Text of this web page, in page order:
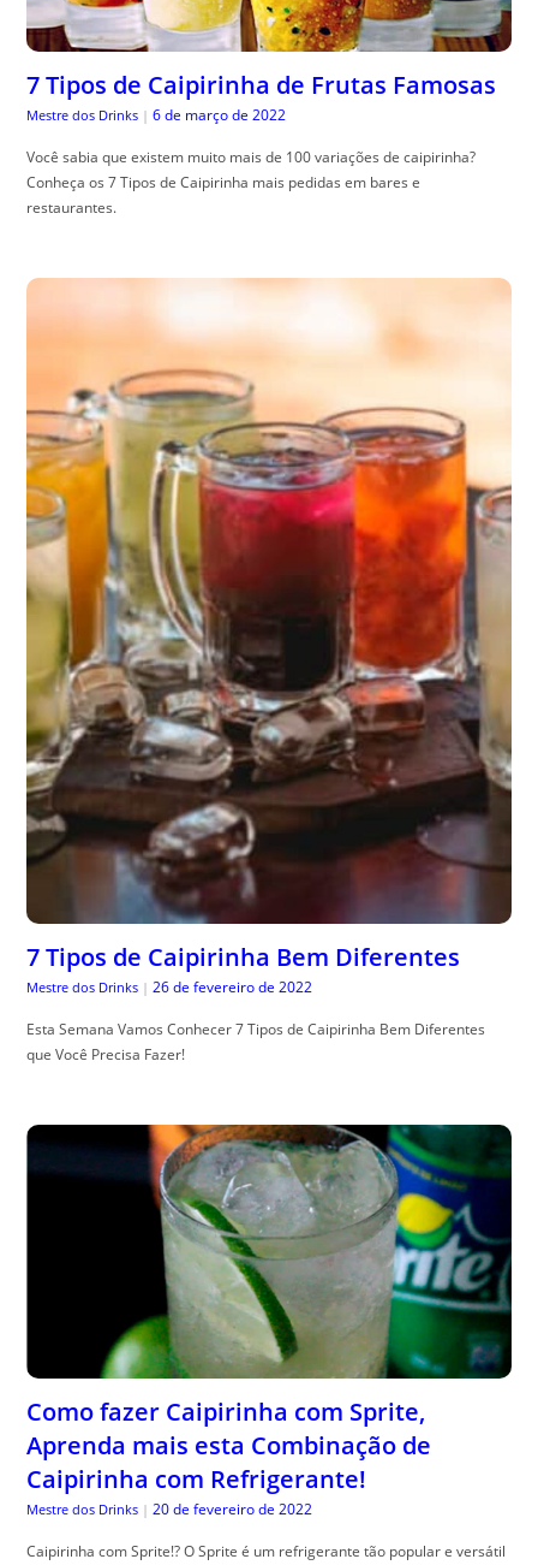
7 Tipos de Caipirinha de Frutas Famosas
Mestre dos Drinks | 6 de março de 2022
Você sabia que existem muito mais de 100 variações de caipirinha?
Conheça os 7 Tipos de Caipirinha mais pedidas em bares e
restaurantes.
7 Tipos de Caipirinha Bem Diferentes
Mestre dos Drinks | 26 de fevereiro de 2022
Esta Semana Vamos Conhecer 7 Tipos de Caipirinha Bem Diferentes
que Você Precisa Fazer!
Como fazer Caipirinha com Sprite,
Aprenda mais esta Combinação de
Caipirinha com Refrigerante!
Mestre dos Drinks | 20 de fevereiro de 2022
Caipirinha com Sprite!? O Sprite é um refrigerante tão popular e versátil